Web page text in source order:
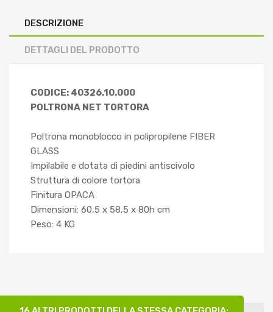
DESCRIZIONE
DETTAGLI DEL PRODOTTO
CODICE: 40326.10.000
POLTRONA NET TORTORA
Poltrona monoblocco in polipropilene FIBER
GLASS
Impilabile e dotata di piedini antiscivolo
Struttura di colore tortora
Finitura OPACA
Dimensioni: 60,5 x 58,5 x 80h cm
Peso: 4 KG